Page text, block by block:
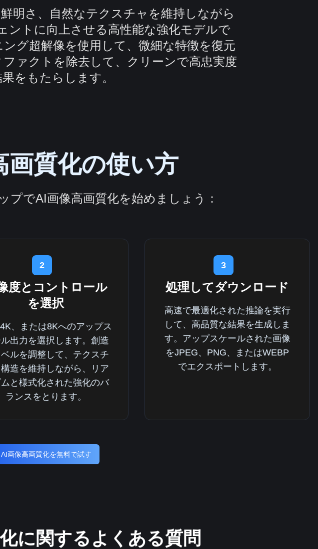
明さ、自然なテクスチャを維持しながら
ントに向上させる高性能な強化モデルで
グ超解像を使用して、微細な特徴を復元
ァクトを除去して、クリーンで高忠実度
をもたらします。
画質化の使い方
プでAI画像高画質化を始めましょう：
2
度とコントロール
を選択
、または8Kへのアップス
出力を選択します。創造
ルを調整して、テクスチ
造を維持しながら、リア
ムと様式化された強化のバ
ランスをとります。
3
処理してダウンロード
高速で最適化された推論を実行
して、高品質な結果を生成しま
す。アップスケールされた画像
をJPEG、PNG、またはWEBP
でエクスポートします。
AI画像高画質化を無料で試す
に関するよくある質問